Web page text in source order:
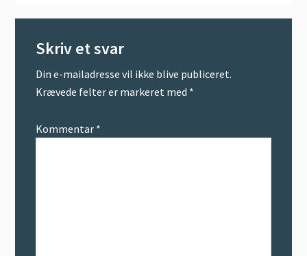
Skriv et svar
Din e-mailadresse vil ikke blive publiceret.
Krævede felter er markeret med *
Kommentar *